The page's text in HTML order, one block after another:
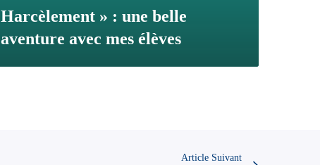
Harcèlement » : une belle
aventure avec mes élèves
Article Suivant